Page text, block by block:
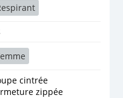
cintrée
zippée